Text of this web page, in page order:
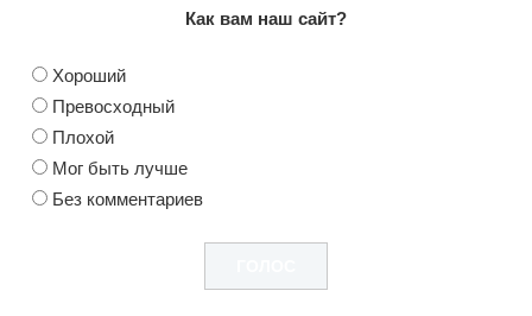
Как вам наш сайт?
Хороший
Превосходный
Плохой
Мог быть лучше
Без комментариев